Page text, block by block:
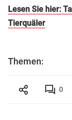
Lesen Sie hier:
Tierquäler
Themen:
0